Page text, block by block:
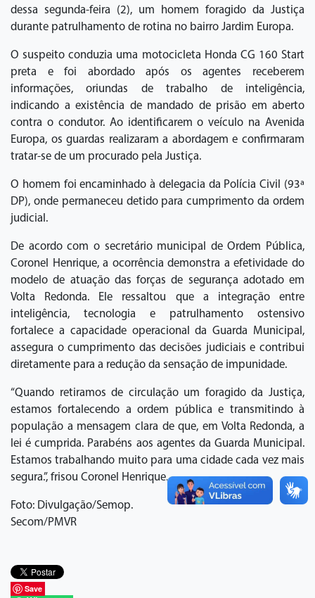
dessa segunda-feira (2), um homem foragido da Justiça
durante patrulhamento de rotina no bairro Jardim Europa.
O suspeito conduzia uma motocicleta Honda CG 160 Start
preta e foi abordado após os agentes receberem
informações, oriundas de trabalho de inteligência,
indicando a existência de mandado de prisão em aberto
contra o condutor. Ao identificarem o veículo na Avenida
Europa, os guardas realizaram a abordagem e confirmaram
tratar-se de um procurado pela Justiça.
O homem foi encaminhado à delegacia da Polícia Civil (93ª
DP), onde permaneceu detido para cumprimento da ordem
judicial.
De acordo com o secretário municipal de Ordem Pública,
Coronel Henrique, a ocorrência demonstra a efetividade do
modelo de atuação das forças de segurança adotado em
Volta Redonda. Ele ressaltou que a integração entre
inteligência, tecnologia e patrulhamento ostensivo
fortalece a capacidade operacional da Guarda Municipal,
assegura o cumprimento das decisões judiciais e contribui
diretamente para a redução da sensação de impunidade.
“Quando retiramos de circulação um foragido da Justiça,
estamos fortalecendo a ordem pública e transmitindo à
população a mensagem clara de que, em Volta Redonda, a
lei é cumprida. Parabéns aos agentes da Guarda Municipal.
Estamos trabalhando muito para uma cidade cada vez mais
segura.”, frisou Coronel Henrique.
Foto: Divulgação/Semop.
Secom/PMVR
Save